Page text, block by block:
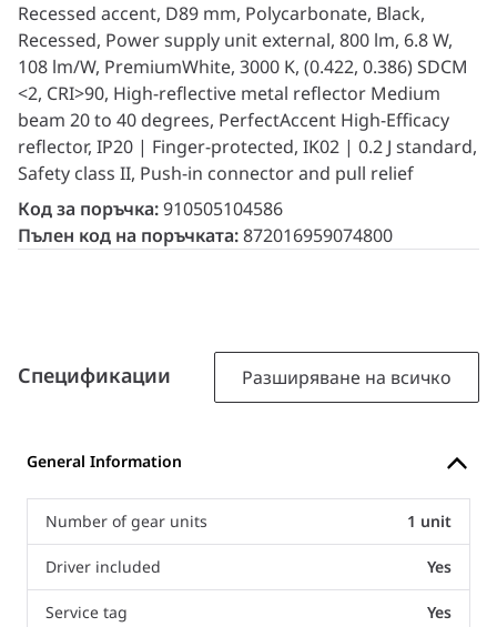
Recessed accent, D89 mm, Polycarbonate, Black,
Recessed, Power supply unit external, 800 lm, 6.8 W,
108 lm/W, PremiumWhite, 3000 K, (0.422, 0.386) SDCM
<2, CRI>90, High-reflective metal reflector Medium
beam 20 to 40 degrees, PerfectAccent High-Efficacy
reflector, IP20 | Finger-protected, IK02 | 0.2 J standard,
Safety class II, Push-in connector and pull relief
Код за поръчка:910505104586
Пълен код на поръчката:872016959074800
Спецификации Разширяване на всичко
General Information
Number of gear units 1 unit
Driver included Yes
Service tag Yes